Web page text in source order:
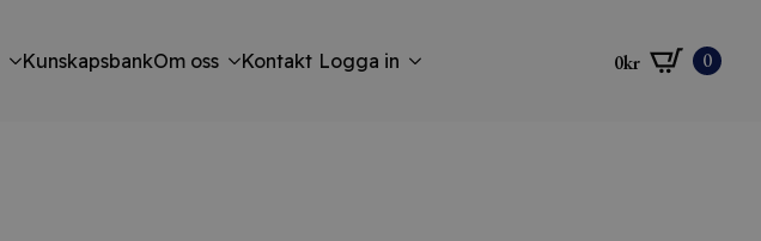
KunskapsbankOm oss Kontakt Logga in 0kr 0